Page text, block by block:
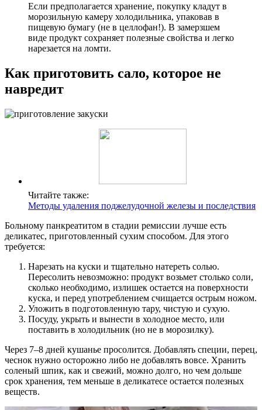
Если предполагается хранение, покупку кладут в
морозильную камеру холодильника, упаковав в
пищевую бумагу (не в целлофан!). В замерзшем
виде продукт сохраняет полезные свойства и легко
нарезается на ломти.
Как приготовить сало, которое не
навредит
Читайте также:
Методы удаления поджелудочной железы и последствия
Больному панкреатитом в стадии ремиссии лучше есть
деликатес, приготовленный сухим способом. Для этого
требуется:
Нарезать на куски и тщательно натереть солью.
Пересолить невозможно: продукт возьмет столько соли,
сколько необходимо, излишек остается на поверхности
куска, и перед употреблением счищается острым ножом.
Уложить в подготовленную тару, чистую и сухую.
Посуду, укрыть и вынести в холодное место, или
поставить в холодильник (но не в морозилку).
Через 7–8 дней кушанье просолится. Добавлять специи, перец,
чеснок нужно осторожно либо не добавлять вовсе. Хранить
соленый шпик, как и свежий, можно долго, но чем дольше
срок хранения, тем меньше в деликатесе остается полезных
веществ.